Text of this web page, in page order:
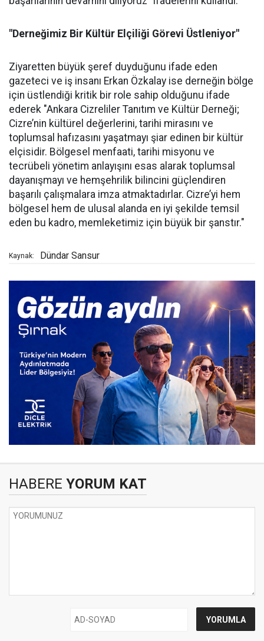
"Derneğimiz Bir Kültür Elçiliği Görevi Üstleniyor"
Ziyaretten büyük şeref duyduğunu ifade eden
gazeteci ve iş insanı Erkan Özkalay ise derneğin bölge
için üstlendiği kritik bir role sahip olduğunu ifade
ederek "Ankara Cizreliler Tanıtım ve Kültür Derneği;
Cizre’nin kültürel değerlerini, tarihi mirasını ve
toplumsal hafızasını yaşatmayı şiar edinen bir kültür
elçisidir. Bölgesel menfaati, tarihi misyonu ve
tecrübeli yönetim anlayışını esas alarak toplumsal
dayanışmayı ve hemşehrilik bilincini güçlendiren
başarılı çalışmalara imza atmaktadırlar. Cizre’yi hem
bölgesel hem de ulusal alanda en iyi şekilde temsil
eden bu kadro, memleketimiz için büyük bir şanstır."
Kaynak: Dündar Sansur
HABERE YORUM KAT